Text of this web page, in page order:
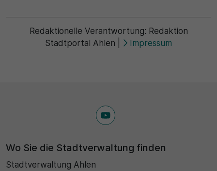
Redaktionelle Verantwortung: Redaktion
Stadtportal Ahlen
Impressum
Wo Sie die Stadtverwaltung finden
Stadtverwaltung Ahlen